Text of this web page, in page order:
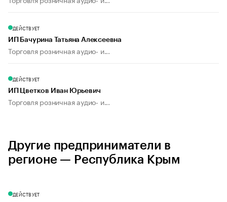
ДЕЙСТВУЕТ
ИП Бачурина Татьяна Алексеевна
Торговля розничная аудио- и...
ДЕЙСТВУЕТ
ИП Цветков Иван Юрьевич
Торговля розничная аудио- и...
Другие предприниматели в
регионе — Республика Крым
ДЕЙСТВУЕТ